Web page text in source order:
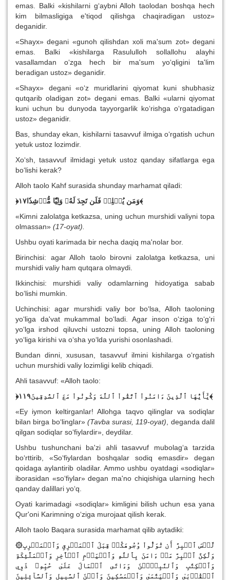
emas. Balki «kishilarni g‘aybni Alloh taolodan boshqa hech
kim bilmasligiga e'tiqod qilishga chaqiradigan ustoz»
deganidir.
«Shayx» degani «gunoh qilishdan xoli ma'sum zot» degani
emas. Balki «kishilarga Rasululloh sollallohu alayhi
vasallamdan o‘zga hech bir ma'sum yo‘qligini ta'lim
beradigan ustoz» deganidir.
«Shayx» degani «o‘z muridlarini qiyomat kuni shubhasiz
qutqarib oladigan zot» degani emas. Balki «ularni qiyomat
kuni uchun bu dunyoda tayyorgarlik ko‘rishga o‘rgatadigan
ustoz» deganidir.
Bas, shunday ekan, kishilarni tasavvuf ilmiga o‘rgatish uchun
yetuk ustoz lozimdir.
Xo‘sh, tasavvuf ilmidagi yetuk ustoz qanday sifatlarga ega
bo‘lishi kerak?
Alloh taolo Kahf surasida shunday marhamat qiladi:
﴿
وَمَن يُضۡلِلۡ فَلَن تَجِدَ لَهُۥ وَلِيّٗا مُّرۡشِدٗا١٧﴾
«Kimni zalolatga ketkazsa, uning uchun murshidi valiyni topa
olmassan» (17-oyat).
Ushbu oyati karimada bir necha daqiq ma'nolar bor.
Birinchisi: agar Alloh taolo birovni zalolatga ketkazsa, uni
murshidi valiy ham qutqara olmaydi.
Ikkinchisi: murshidi valiy odamlarning hidoyatiga sabab
bo‘lishi mumkin.
Uchinchisi: agar murshidi valiy bor bo‘lsa, Alloh taoloning
yo‘liga da'vat mukammal bo‘ladi. Agar inson o‘ziga to‘g‘ri
yo‘lga irshod qiluvchi ustozni topsa, uning Alloh taoloning
yo‘liga kirishi va o‘sha yo‘lda yurishi osonlashadi.
Bundan dinni, xususan, tasavvuf ilmini kishilarga o‘rgatish
uchun murshidi valiy lozimligi kelib chiqadi.
Ahli tasavvuf: «Alloh taolo:
﴿
يَٰٓأَيُّهَا ٱلَّذِينَ ءَامَنُواْ ٱتَّقُواْ ٱللَّهَ وَكُونُواْ مَعَ ٱلصَّٰدِقِينَ١١٩﴾
«Ey iymon keltirganlar! Allohga taqvo qilinglar va sodiqlar
bilan birga bo‘linglar» (Tavba surasi, 119-oyat) , deganda dalil
qilgan sodiqlar so‘fiylardir», deydilar.
Ushbu tushunchani ba'zi ahli tasavvuf mubolag‘a tarzida
bo‘rttirib, «So‘fiylardan boshqalar sodiq emasdir» degan
qoidaga aylantirib oladilar. Ammo ushbu oyatdagi «sodiqlar»
iborasidan «so‘fiylar» degan ma'no chiqishiga ularning hech
qanday dalillari yo‘q.
Oyati karimadagi «sodiqlar» kimligini bilish uchun esa yana
Qur'oni Karimning o‘ziga murojaat qilish kerak.
Alloh taolo Baqara surasida marhamat qilib aytadiki:
۞لَّيۡسَ ٱلۡبِرَّ أَن تُوَلُّواْ وُجُوهَكُمۡ قِبَلَ ٱلۡمَشۡرِقِ وَٱلۡمَغۡرِبِ
وَلَٰكِنَّ ٱلۡبِرَّ مَنۡ ءَامَنَ بِٱللَّهِ وَٱلۡيَوۡمِ ٱلۡأٓخِرِ وَٱلۡمَلَٰٓئِكَةِ
وَٱلۡكِتَٰبِ وَٱلنَّبِيِّ‍ۧنَ وَءَاتَى ٱلۡمَالَ عَلَىٰ حُبِّهِۦ ذَوِي
ٱلۡقُرۡبَىٰ وَٱلۡيَتَٰمَىٰ وَٱلۡمَسَٰكِينَ وَٱبۡنَ ٱلسَّبِيلِ وَٱلسَّآئِلِينَ